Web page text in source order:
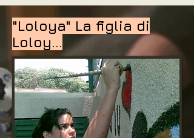
"Loloya" La figlia di
Loloy...